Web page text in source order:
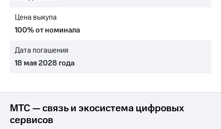
акционеров
Личный
акционера
Акционерный
капитал
аудит
акций
Цена выкупа
100% от номинала
Дата погашения
18 мая 2028 года
МТС — связь и экосистема цифровых
сервисов